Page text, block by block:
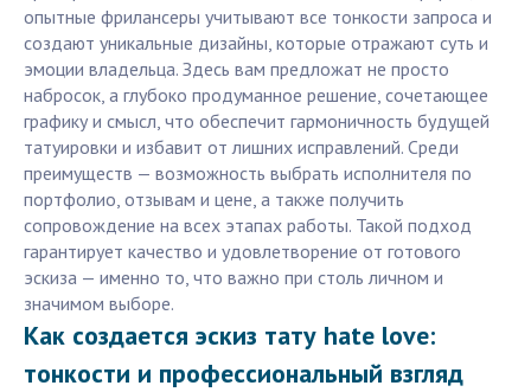
опытные фрилансеры учитывают все тонкости запроса и
создают уникальные дизайны, которые отражают суть и
эмоции владельца. Здесь вам предложат не просто
набросок, а глубоко продуманное решение, сочетающее
графику и смысл, что обеспечит гармоничность будущей
татуировки и избавит от лишних исправлений. Среди
преимуществ — возможность выбрать исполнителя по
портфолио, отзывам и цене, а также получить
сопровождение на всех этапах работы. Такой подход
гарантирует качество и удовлетворение от готового
эскиза — именно то, что важно при столь личном и
значимом выборе.
Как создается эскиз тату hate love:
тонкости и профессиональный взгляд